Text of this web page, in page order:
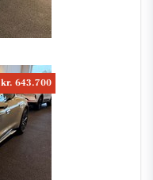
kr. 643.700